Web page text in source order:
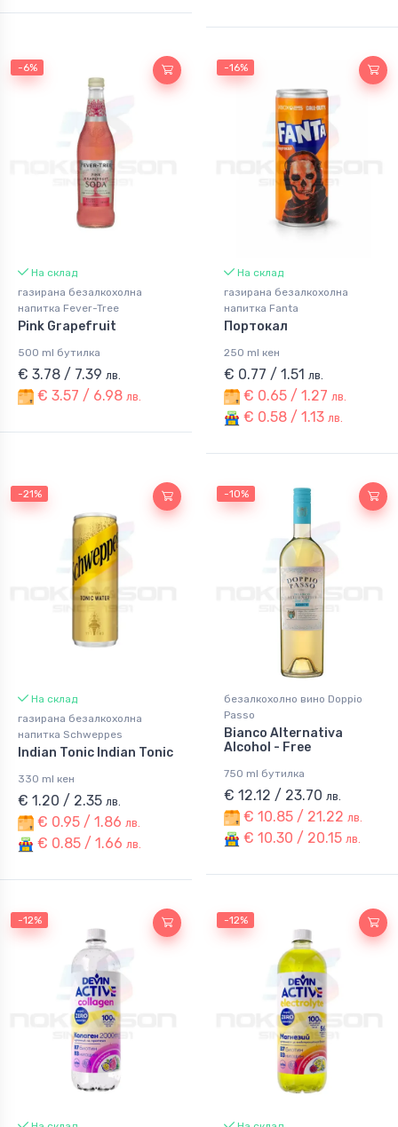
-6%
На склад
газирана безалкохолна
напитка Fever-Tree
Pink Grapefruit
500 ml бутилка
€ 3.78 / 7.39 лв.
€ 3.57 / 6.98 лв.
-16%
На склад
газирана безалкохолна
напитка Fanta
Портокал
250 ml кен
€ 0.77 / 1.51 лв.
€ 0.65 / 1.27 лв.
€ 0.58 / 1.13 лв.
-21%
На склад
газирана безалкохолна
напитка Schweppes
Indian Tonic Indian Tonic
330 ml кен
€ 1.20 / 2.35 лв.
€ 0.95 / 1.86 лв.
€ 0.85 / 1.66 лв.
-10%
безалкохолно вино Doppio
Passo
Bianco Alternativa
Alcohol - Free
750 ml бутилка
€ 12.12 / 23.70 лв.
€ 10.85 / 21.22 лв.
€ 10.30 / 20.15 лв.
-12% -12%